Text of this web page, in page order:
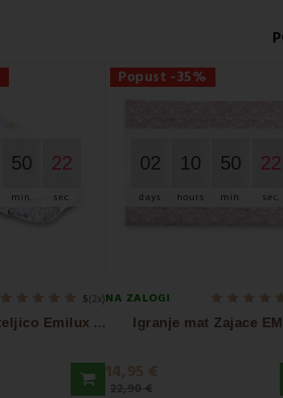
50
min.
21
sec.
5(2x)
G
nezdo za posteljico Emilux EMI
Popust -35%
02
days
10
hours
50
min.
21
sec.
NA ZALOGI
Igranje mat Zajace EMI
14,95 €
22,90 €